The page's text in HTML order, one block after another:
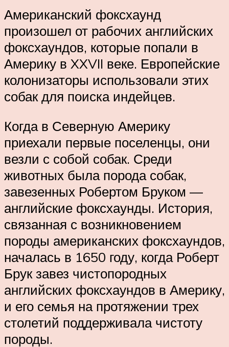
Американский фоксхаунд
произошел от рабочих английских
фоксхаундов, которые попали в
Америку в XXVII веке. Европейские
колонизаторы использовали этих
собак для поиска индейцев.
Когда в Северную Америку
приехали первые поселенцы, они
везли с собой собак. Среди
животных была порода собак,
завезенных Робертом Бруком —
английские фоксхаунды. История,
связанная с возникновением
породы американских фоксхаундов,
началась в 1650 году, когда Роберт
Брук завез чистопородных
английских фоксхаундов в Америку,
и его семья на протяжении трех
столетий поддерживала чистоту
породы.